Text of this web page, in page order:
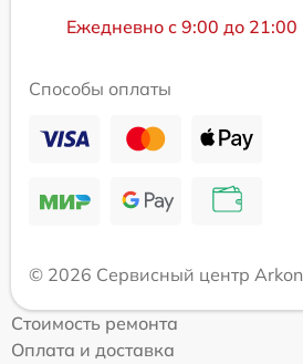
Ежедневно с 9:00 до 21:00
Способы оплаты
© 2026 Сервисный центр Arkon
Стоимость ремонта
Оплата и доставка